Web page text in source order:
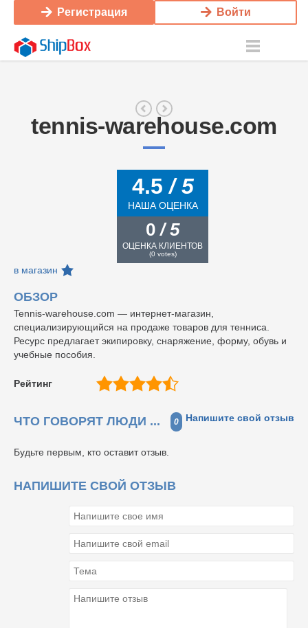
Регистрация Войти
tennis-warehouse.com
4.5/ 5
НАША ОЦЕНКА
0 / 5
ОЦЕНКА КЛИЕНТОВ
(0votes)
в магазин
ОБЗОР
Tennis-warehouse.com — интернет-магазин,
специализирующийся на продаже товаров для тенниса.
Ресурс предлагает экипировку, снаряжение, форму, обувь и
учебные пособия.
Рейтинг
ЧТО ГОВОРЯТ ЛЮДИ ... 0 Напишите свой отзыв
Будьте первым, кто оставит отзыв.
НАПИШИТЕ СВОЙ ОТЗЫВ